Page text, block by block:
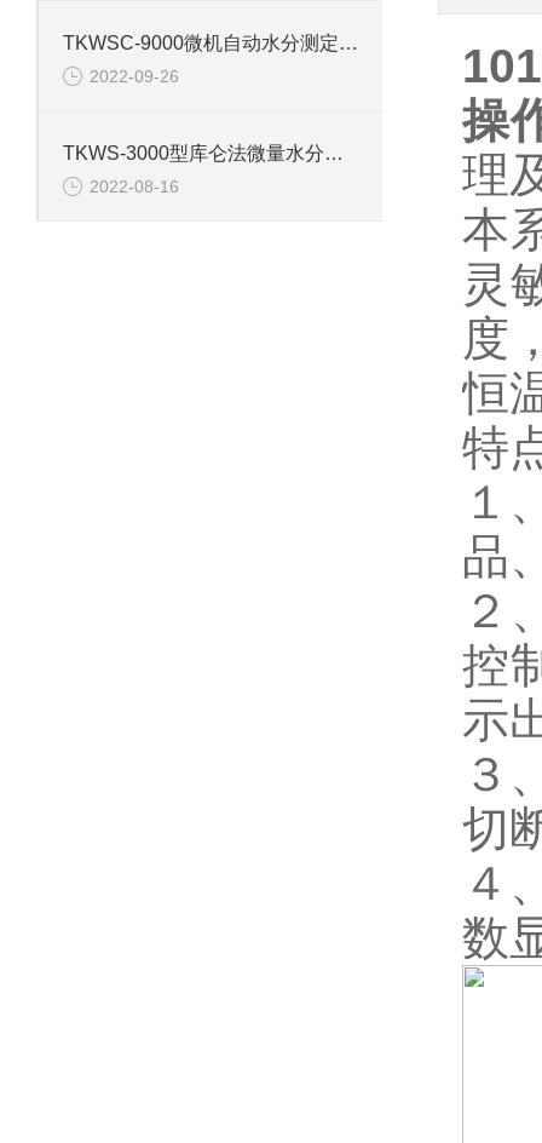
操
理
本
灵
度
恒
特
１
品
２
控
示
３
切
４
数
TKWSC-9000微机自动水分测定仪的产品介绍
2022-09-26
TKWS-3000型库仑法微量水分测定仪的技术参数
2022-08-16